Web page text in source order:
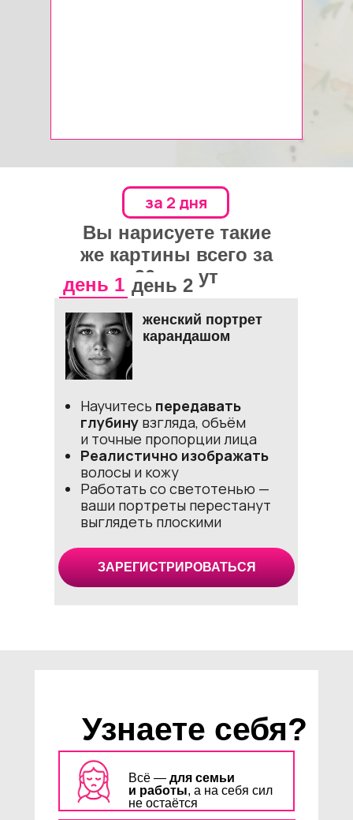
Вы нарисуете такие
же картины всего за
90 минут
день 1 день 2
за 2 дня
женский портрет
карандашом
Научитесь передавать
глубину взгляда, объём
и точные пропорции лица
Реалистично изображать
волосы и кожу
Работать со светотенью —
ваши портреты перестанут
выглядеть плоскими
ЗАРЕГИСТРИРОВАТЬСЯ
Освоите техникуработы с
акварелью, чтобы ваши
рисунки выглядели
профессионально
Научитесьпередавать
Всё — для семьи
и работы, а на себя сил
не остаётся
Узнаете себя?